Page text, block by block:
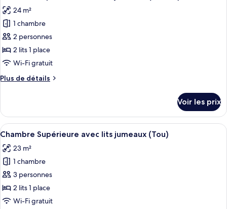
(Moderate)
Chambre
avec
lits
jumeaux
(Moderate)
les
photos
pour
ce
type
chambre :
avec
lits
jumeaux
(Queen)
24 m²
1 chambre
2 personnes
2 lits 1 place
Wi-Fi gratuit
Plus de détails
Plus
le
type
de
Chambre
Supérieure
avec
lits
jumeaux
(Queen)
Voir les prix
Afficher
toutes
les
photos
pour
ce
type
Une chambre moderne avec un
5
Chambre Supérieure avec lits jumeaux (Tou)
23 m²
1 chambre
3 personnes
2 lits 1 place
Wi-Fi gratuit